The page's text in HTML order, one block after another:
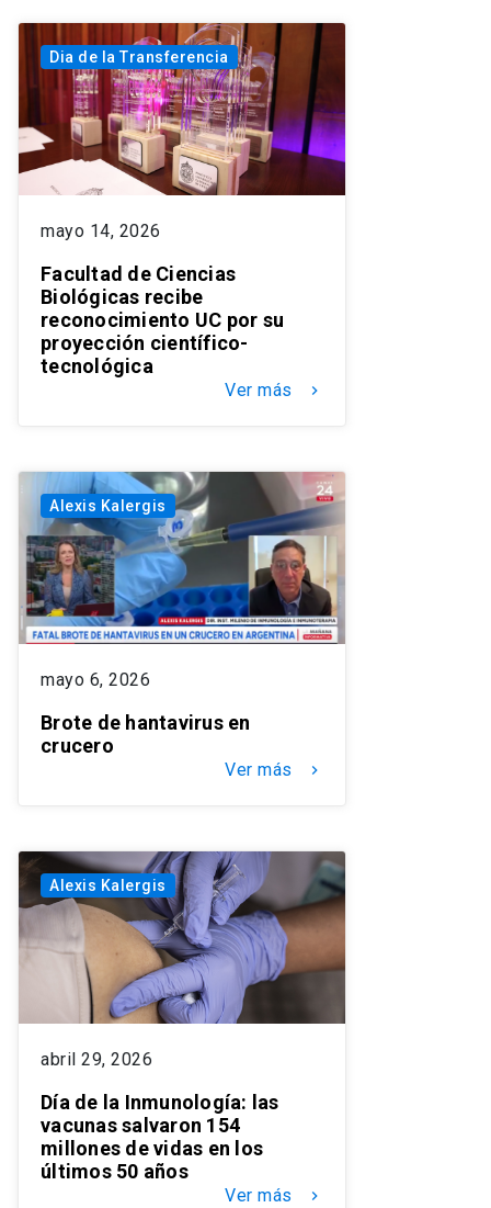
Dia de la Transferencia
mayo 14, 2026
Facultad de Ciencias
Biológicas recibe
reconocimiento UC por su
proyección científico-
tecnológica
Ver más keyboard_arrow_right
Alexis Kalergis
mayo 6, 2026
Brote de hantavirus en
crucero
Ver más keyboard_arrow_right
Alexis Kalergis
abril 29, 2026
Día de la Inmunología: las
vacunas salvaron 154
millones de vidas en los
últimos 50 años
Ver más keyboard_arrow_right